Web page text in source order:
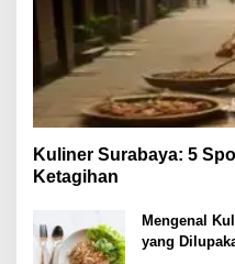
Kuliner Surabaya: 5
Ketagihan
Mengenal
yang